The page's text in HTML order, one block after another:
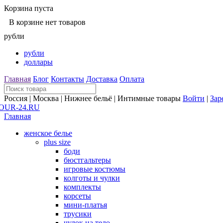
Корзина пуста
В корзине нет товаров
рубли
рубли
доллары
Главная Блог Контакты Доставка Оплата
Россия | Москва | Нижнее бельё | Интимные товары Войти |
Главная
женское белье
plus size
боди
бюстгальтеры
игровые костюмы
колготы и чулки
комплекты
корсеты
мини-платья
трусики